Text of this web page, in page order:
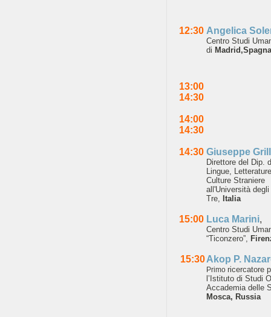
12:30 Angelica
Centro Studi
di Madrid,Spagna
13:00
14:30
14:00
14:30
14:30 Giuseppe
Direttore del Dip.
Lingue,
Culture Straniere
all'Università
Tre, Italia
15:00 Luca Marini,
Centro Studi
“Ticonzero”,
15:30Akop P.
Primo ricercatore
l’Istituto di Studi
Accademia delle
Mosca, Russia